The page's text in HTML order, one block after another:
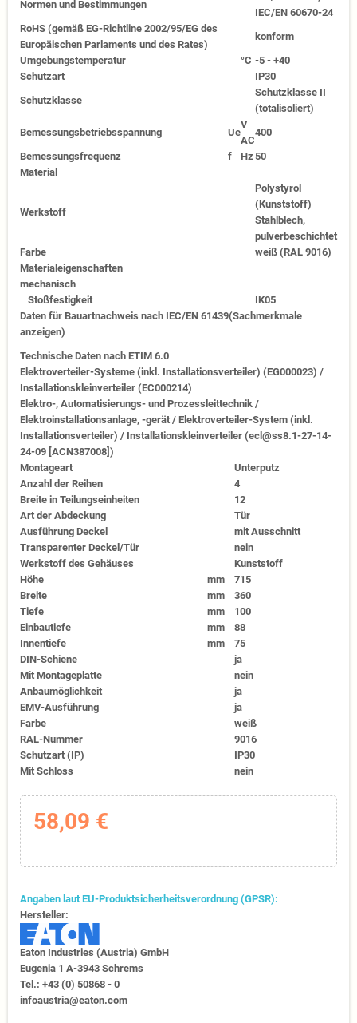
Normen und Bestimmungen
IEC/EN 60670-24
RoHS (gemäß EG-Richtline 2002/95/EG des
Europäischen Parlaments und des Rates)
konform
Umgebungstemperatur
°C -5 - +40
Schutzart
IP30
Schutzklasse
Schutzklasse II
(totalisoliert)
Bemessungsbetriebsspannung
Ue
V
AC
400
Bemessungsfrequenz
f Hz50
Material
Werkstoff
Polystyrol
(Kunststoff)
Stahlblech,
pulverbeschichtet
Farbe
weiß (RAL 9016)
Materialeigenschaften
mechanisch
Stoßfestigkeit
IK05
Daten für Bauartnachweis nach IEC/EN 61439(Sachmerkmale
anzeigen)
Technische Daten nach ETIM 6.0
Elektroverteiler-Systeme (inkl. Installationsverteiler) (EG000023) /
Installationskleinverteiler (EC000214)
Elektro-, Automatisierungs- und Prozessleittechnik /
Elektroinstallationsanlage, -gerät / Elektroverteiler-System (inkl.
Installationsverteiler) / Installationskleinverteiler (ecl@ss8.1-27-14-
24-09 [ACN387008])
Montageart
Unterputz
Anzahl der Reihen
4
Breite in Teilungseinheiten
12
Art der Abdeckung
Tür
Ausführung Deckel
mit Ausschnitt
Transparenter Deckel/Tür
nein
Werkstoff des Gehäuses
Kunststoff
Höhe
mm
715
Breite
mm
360
Tiefe
mm
100
Einbautiefe
mm
88
Innentiefe
mm
75
DIN-Schiene
ja
Mit Montageplatte
nein
Anbaumöglichkeit
ja
EMV-Ausführung
ja
Farbe
weiß
RAL-Nummer
9016
Schutzart (IP)
IP30
Mit Schloss
nein
58,09 €
Angaben laut EU-Produktsicherheitsverordnung (GPSR):
Hersteller:
Eaton Industries (Austria) GmbH
Eugenia 1​ A-3943 Schrems
Tel.: +43 (0) 50868 - 0​
infoaustria@eaton.com